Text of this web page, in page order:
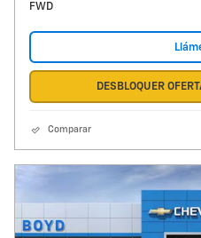
FWD
DESBLOQUER
Comparar